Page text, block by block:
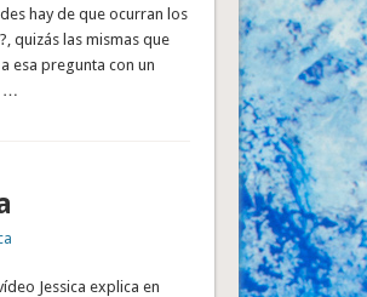
hay de que ocurran los
quizás las mismas que
esa pregunta con un
…
Jessica explica en